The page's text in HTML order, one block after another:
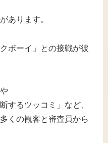
あります。
ボーイ」との接戦が彼
するツッコミ」など、
くの観客と審査員から